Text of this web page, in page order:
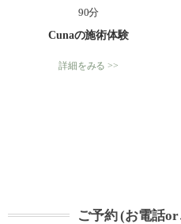
90分
Cunaの施術体験
詳細をみる >>
ご予約 (お電話